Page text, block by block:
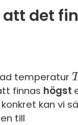
det
temperatur T
finnas högst
kan vi
till